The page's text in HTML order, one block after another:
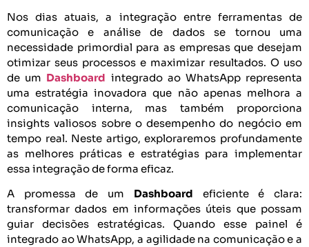
Nos dias atuais, a integração entre ferramentas de
comunicação e análise de dados se tornou uma
necessidade primordial para as empresas que desejam
otimizar seus processos e maximizar resultados. O uso
de um Dashboard integrado ao WhatsApp representa
uma estratégia inovadora que não apenas melhora a
comunicação interna, mas também proporciona
insights valiosos sobre o desempenho do negócio em
tempo real. Neste artigo, exploraremos profundamente
as melhores práticas e estratégias para implementar
essa integração de forma eficaz.
A promessa de um Dashboard eficiente é clara:
transformar dados em informações úteis que possam
guiar decisões estratégicas. Quando esse painel é
integrado ao WhatsApp, a agilidade na comunicação e a